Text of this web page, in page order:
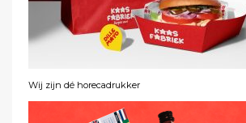
Wij zijn dé horecadrukker